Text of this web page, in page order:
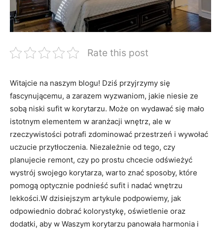
Rate this post
Witajcie na naszym blogu! Dziś przyjrzymy się
fascynującemu, a zarazem wyzwaniom, jakie niesie ze
sobą niski sufit w korytarzu. Może on wydawać się mało
istotnym elementem w aranżacji wnętrz, ale w
rzeczywistości potrafi zdominować przestrzeń i wywołać
uczucie przytłoczenia. Niezależnie od tego, czy
planujecie remont, czy po prostu chcecie odświeżyć
wystrój swojego korytarza, warto znać sposoby, które
pomogą optycznie podnieść sufit i nadać wnętrzu
lekkości.W dzisiejszym artykule podpowiemy, jak
odpowiednio dobrać kolorystykę, oświetlenie oraz
dodatki, aby w Waszym korytarzu panowała harmonia i